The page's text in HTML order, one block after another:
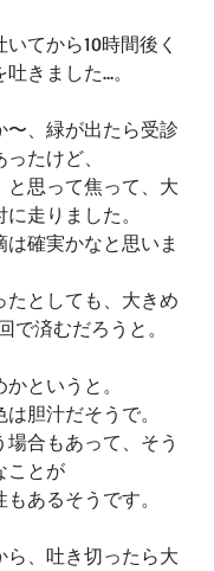
てから10時間後く
きました…。
〜、緑が出たら受診
たけど、
と思って焦って、大
走りました。
は確実かなと思いま
たとしても、大きめ
で済むだろうと。
というと。
胆汁だそうで。
合もあって、そう
ことが
あるそうです。
ら、吐き切ったら大